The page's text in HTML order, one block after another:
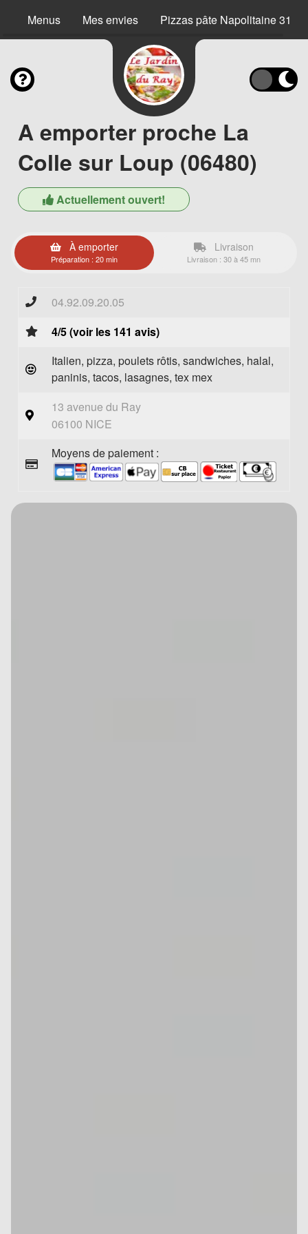
Menus Mes envies Pizzas pâte Napolitaine 31 cm
A emporter proche La
Colle sur Loup (06480)
Actuellement ouvert!
À emporter
Préparation : 20 min
Livraison
Livraison : 30 à 45 mn
04.92.09.20.05
4/5 (voir les 141 avis)
Italien, pizza, poulets rôtis, sandwiches, halal,
paninis, tacos, lasagnes, tex mex
13 avenue du Ray
06100 NICE
Moyens de paiement :